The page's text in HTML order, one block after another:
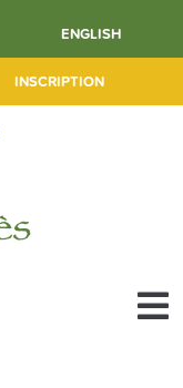
ENGLISH
INSCRIPTION